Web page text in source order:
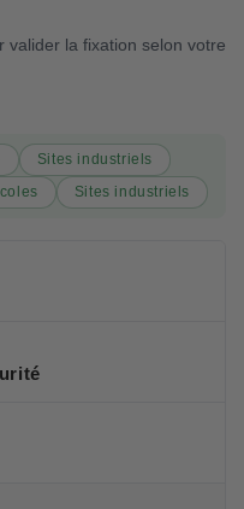
valider la fixation selon votre
Sites industriels
Sites industriels